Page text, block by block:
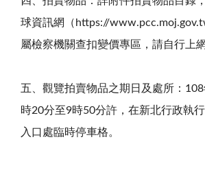
球資訊網（https://
屬檢察機關查扣變價專區，請自行上網
五、觀覽拍賣物品之期日及處所：
時20分至9時50分許，在新北行政執
入口處臨時停車格。